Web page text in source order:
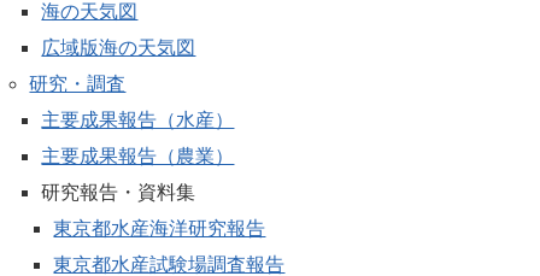
海の天気図
広域版海の天気図
研究・調査
主要成果報告（水産）
主要成果報告（農業）
研究報告・資料集
東京都水産海洋研究報告
東京都水産試験場調査報告